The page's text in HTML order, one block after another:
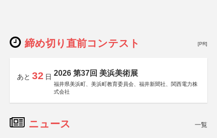
締め切り直前コンテスト [PR]
あと 32 日 2026 第37回 美浜美術展
福井県美浜町、美浜町教育委員会、福井新聞社、関西電力株
式会社
ニュース 一覧